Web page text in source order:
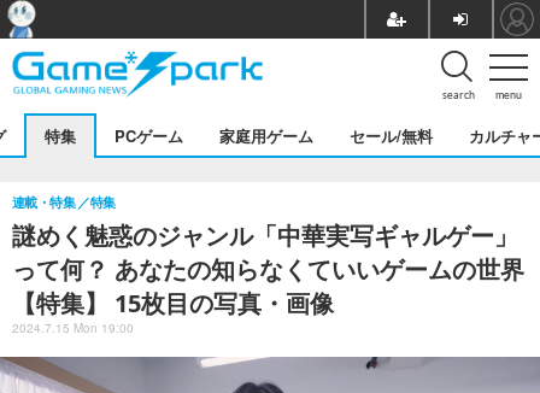
menu
search
特集 PCゲーム 家庭用ゲーム セール/無料 カルチャ
謎めく魅惑のジャンル「中華実写ギャルゲー」
って何？ あなたの知らなくていいゲームの世界
【特集】 15枚目の写真・画像
連載・特集 特集
2024.7.15 Mon 19:00